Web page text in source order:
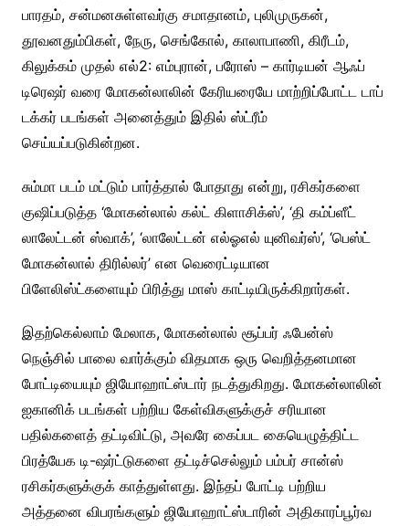
பாரதம், சன்மனசுள்ளவர்கு சமாதானம், புலிமுருகன்,
தூவனதும்பிகள், நேரு, செங்கோல், காலாபாணி, கிரீடம்,
கிலுக்கம் முதல் எல்2: எம்புரான், பரோஸ் – கார்டியன் ஆஃப்
டிரெஷர் வரை மோகன்லாலின் கேரியரையே மாற்றிப்போட்ட டாப்
டக்கர் படங்கள் அனைத்தும் இதில் ஸ்ட்ரீம்
செய்யப்படுகின்றன.
சும்மா படம் மட்டும் பார்த்தால் போதாது என்று, ரசிகர்களை
குஷிப்படுத்த ‘மோகன்லால் கல்ட் கிளாசிக்ஸ்’, ‘தி கம்ப்ளீட்
லாலேட்டன் ஸ்வாக்’, ‘லாலேட்டன் எல்ஓஎல் யுனிவர்ஸ்’, ‘பெஸ்ட்
மோகன்லால் திரில்லர்’ என வெரைட்டியான
பிளேலிஸ்ட்களையும் பிரித்து மாஸ் காட்டியிருக்கிறார்கள்.
இதற்கெல்லாம் மேலாக, மோகன்லால் சூப்பர் ஃபேன்ஸ்
நெஞ்சில் பாலை வார்க்கும் விதமாக ஒரு வெறித்தனமான
போட்டியையும் ஜியோஹாட்ஸ்டார் நடத்துகிறது. மோகன்லாலின்
ஐகானிக் படங்கள் பற்றிய கேள்விகளுக்குச் சரியான
பதில்களைத் தட்டிவிட்டு, அவரே கைப்பட கையெழுத்திட்ட
பிரத்யேக டி-ஷர்ட்டுகளை தட்டிச்செல்லும் பம்பர் சான்ஸ்
ரசிகர்களுக்குக் காத்துள்ளது. இந்தப் போட்டி பற்றிய
அத்தனை விபரங்களும் ஜியோஹாட்ஸ்டாரின் அதிகாரப்பூர்வ